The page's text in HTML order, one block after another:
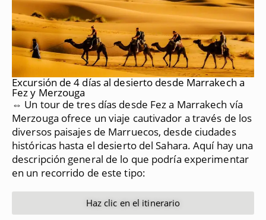
Excursión de 4 días al desierto desde Marrakech a
Fez y Merzouga
⇔ Un tour de tres días desde Fez a Marrakech vía
Merzouga ofrece un viaje cautivador a través de los
diversos paisajes de Marruecos, desde ciudades
históricas hasta el desierto del Sahara. Aquí hay una
descripción general de lo que podría experimentar
en un recorrido de este tipo:
Haz clic en el itinerario